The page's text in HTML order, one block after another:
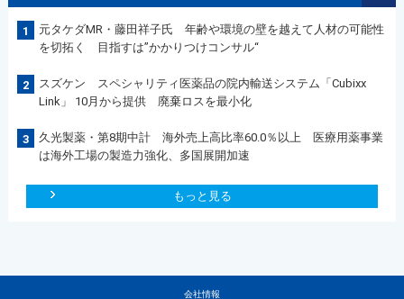
1
元タケダMR・藤田祥子氏 年齢や環境の壁を越えて人材の可能性
を切拓く 目指すは”かかりつけコンサル“
2
スズケン スペシャリティ医薬品の院内輸送システム「Cubixx
Link」 10月から提供 廃棄ロスを最小化
3
久光製薬・第8期中計 海外売上高比率60.0％以上 医療用薬事業
は海外工場の製造力強化、多国展開加速
もっと見る
会社情報